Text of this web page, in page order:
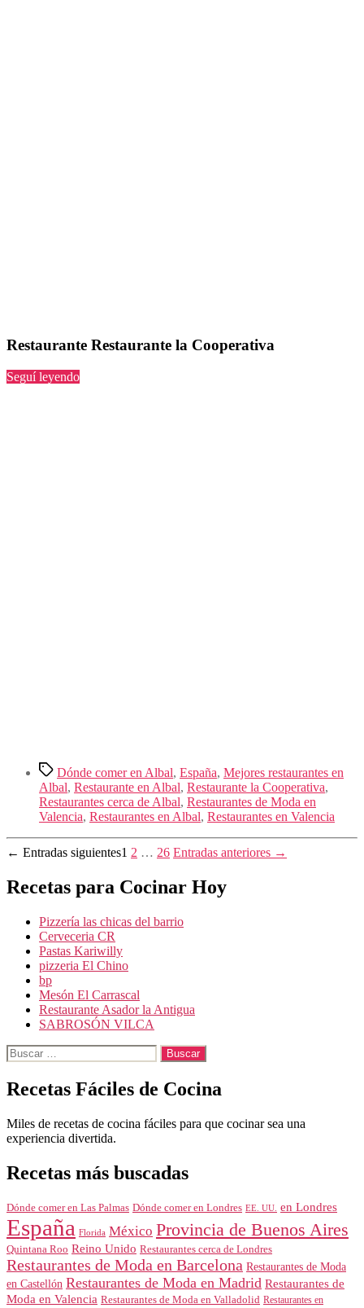
Restaurante Restaurante la Cooperativa
Seguí leyendo“Restaurante
Etiquetas
Dónde comer en Albal, España, Mejores restaurantes en
Albal, Restaurante en Albal, Restaurante la Cooperativa,
Restaurantes cerca de Albal, Restaurantes de Moda en
Valencia, Restaurantes en Albal, Restaurantes en Valencia
Paginación
de
entradas
← Entradas siguientes1 2 … 26 Entradas anteriores →
Recetas para Cocinar Hoy
Pizzería las chicas del barrio
Cerveceria CR
Pastas Kariwilly
pizzeria El Chino
bp
Mesón El Carrascal
Restaurante Asador la Antigua
SABROSÓN VILCA
Buscar:
Recetas Fáciles de Cocina
Miles de recetas de cocina fáciles para que cocinar sea una
experiencia divertida.
Recetas más buscadas
Dónde comer en Las Palmas Dónde comer en Londres EE. UU. en Londres
España Florida México Provincia de Buenos Aires
Quintana Roo Reino Unido Restaurantes cerca de Londres
Restaurantes de Moda en Barcelona Restaurantes de Moda
en Castellón Restaurantes de Moda en Madrid Restaurantes de
Moda en Valencia Restaurantes de Moda en Valladolid Restaurantes en